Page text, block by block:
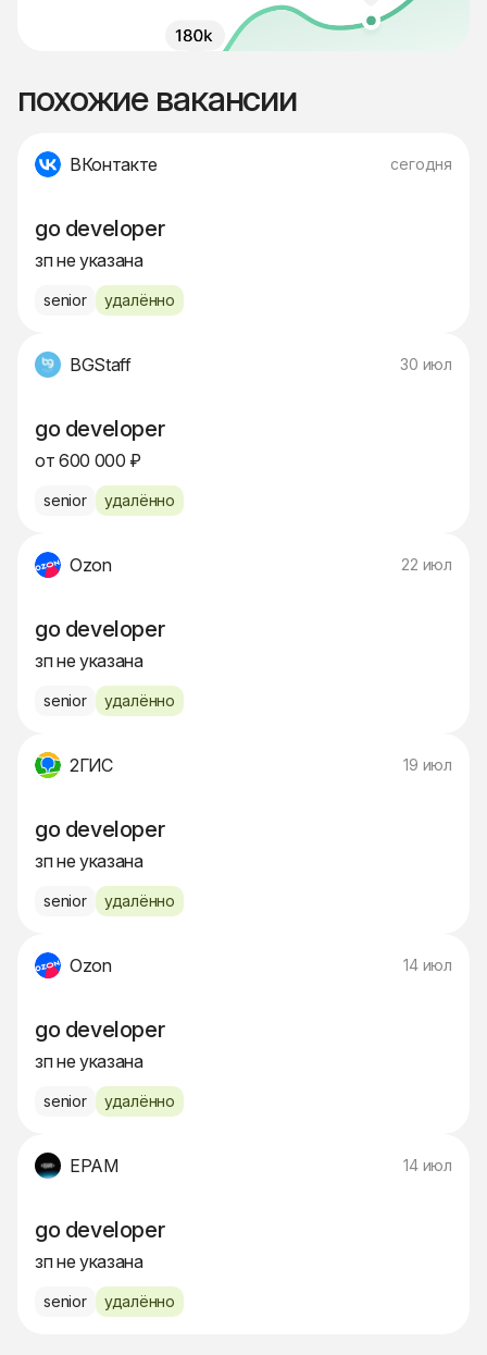
похожие вакансии
ВКонтакте сегодня
go developer
зп не указана
senior удалённо
BGStaff 30 июл
go developer
от 600 000 ₽
senior удалённо
Ozon 22 июл
go developer
зп не указана
senior удалённо
2ГИС 19 июл
go developer
зп не указана
senior удалённо
Ozon 14 июл
go developer
зп не указана
senior удалённо
EPAM 14 июл
go developer
зп не указана
senior удалённо